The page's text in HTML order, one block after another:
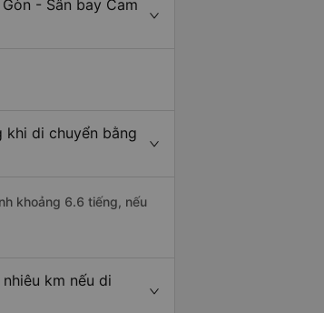
- Sân bay Cam
khi di chuyển bằng
khoảng 6.6 tiếng, nếu
km nếu di